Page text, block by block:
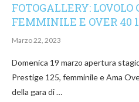
FOTOGALLERY: LOVOLO
FEMMINILE E OVER 40
Marzo 22, 2023
Domenica 19 marzo apertura
Prestige 125, femminile e Ama
della gara di …